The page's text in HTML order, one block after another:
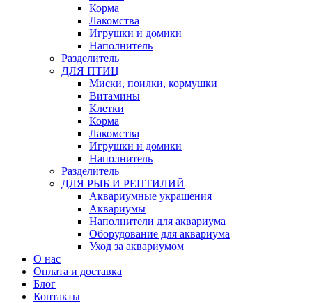
Корма
Лакомства
Игрушки и домики
Наполнитель
Разделитель
ДЛЯ ПТИЦ
Миски, поилки, кормушки
Витамины
Клетки
Корма
Лакомства
Игрушки и домики
Наполнитель
Разделитель
ДЛЯ РЫБ И РЕПТИЛИЙ
Аквариумные украшения
Аквариумы
Наполнители для аквариума
Оборудование для аквариума
Уход за аквариумом
О нас
Оплата и доставка
Блог
Контакты